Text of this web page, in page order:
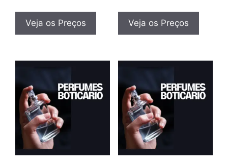
Veja os Preços Veja os Preços